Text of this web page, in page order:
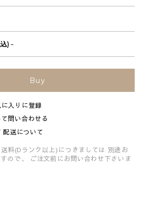
) -
Buy
入りに登録
問い合わせる
送について
料(Dランク以上)につきましては 別途お
ので、
ご注文前にお問い合わせ下さいま